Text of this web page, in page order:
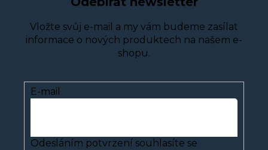
Vložte svůj e-mail a my vám budeme zasílat
informace o nových produktech na našem e-
shopu.
E-mail
Odesláním potvrzení souhlasíte se